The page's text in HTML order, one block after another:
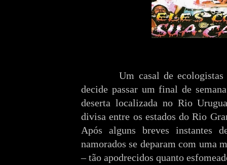
Um casal de ecologistas
decide passar um final de
deserta localizada no Rio
divisa entre os estados do Rio
Após alguns breves instantes
namorados se deparam com uma
– tão apodrecidos quanto